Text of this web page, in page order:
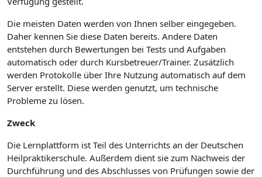
Die meisten Daten werden von Ihnen selber eingegeben.
Daher kennen Sie diese Daten bereits. Andere Daten
entstehen durch Bewertungen bei Tests und Aufgaben
automatisch oder durch Kursbetreuer/Trainer. Zusätzlich
werden Protokolle über Ihre Nutzung automatisch auf dem
Server erstellt. Diese werden genutzt, um technische
Probleme zu lösen.
Zweck
Die Lernplattform ist Teil des Unterrichts an der Deutschen
Heilpraktikerschule. Außerdem dient sie zum Nachweis der
Durchführung und des Abschlusses von Prüfungen sowie der